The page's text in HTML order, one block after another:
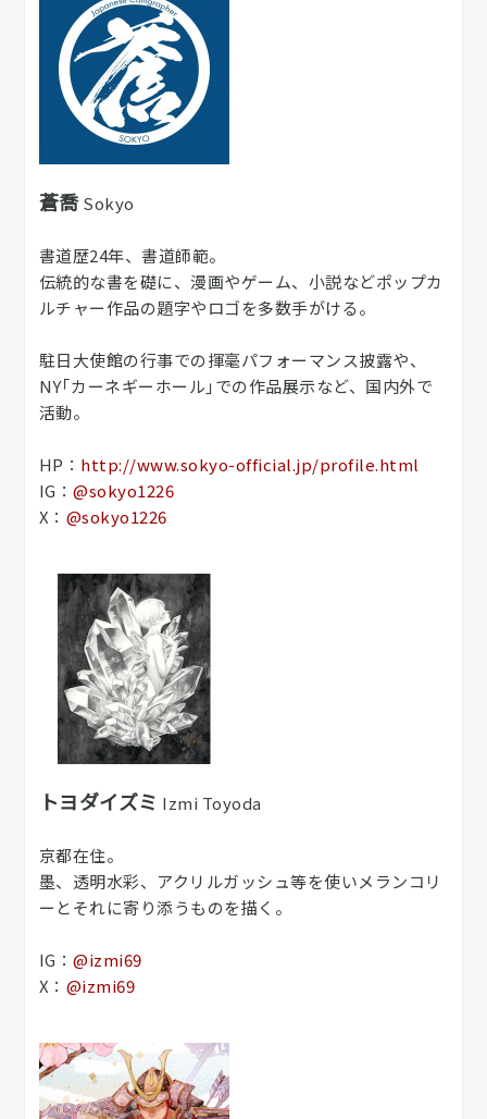
蒼喬Sokyo
書道歴24年、書道師範。
伝統的な書を礎に、漫画やゲーム、小説などポップカ
ルチャー作品の題字やロゴを多数手がける。
駐日大使館の行事での揮毫パフォーマンス披露や、
NY｢カーネギーホール｣での作品展示など、国内外で
活動。
HP： http://www.sokyo-official.jp/profile.html
IG： @sokyo1226
X： @sokyo1226
トヨダイズミ Izmi Toyoda
京都在住。
墨、透明水彩、アクリルガッシュ等を使いメランコリ
ーとそれに寄り添うものを描く。
IG： @izmi69
X： @izmi69